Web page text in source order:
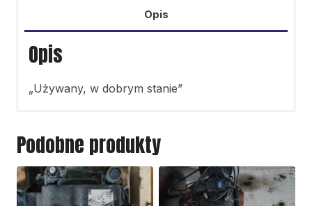
Opis
Opis
„Używany, w dobrym stanie”
Podobne produkty